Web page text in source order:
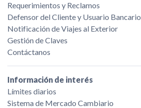
Requerimientos y Reclamos
Defensor del Cliente y Usuario Bancario
Notificación de Viajes al Exterior
Gestión de Claves
Contáctanos
Información de interés
Límites diarios
Sistema de Mercado Cambiario